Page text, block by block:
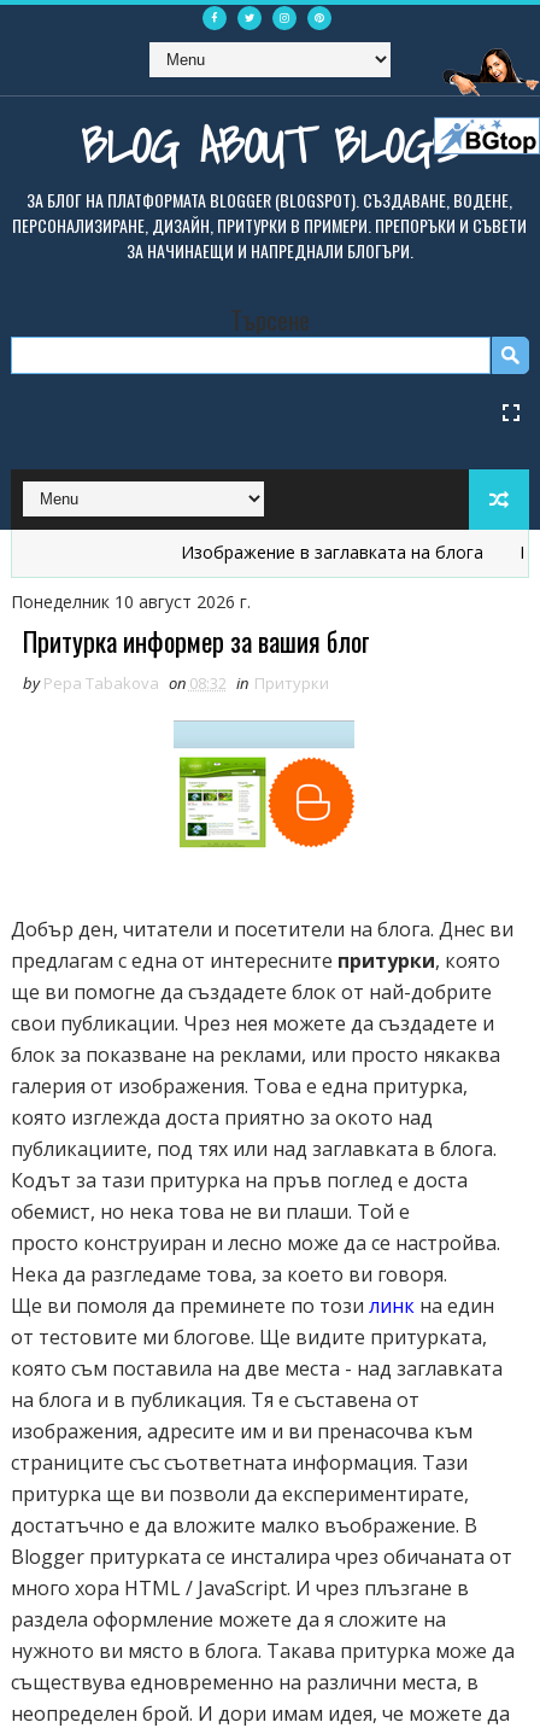
BLOG ABOUT BLOGS
ЗА БЛОГ НА ПЛАТФОРМАТА BLOGGER (BLOGSPOT). СЪЗДАВАНЕ, ВОДЕНЕ,
ПЕРСОНАЛИЗИРАНЕ, ДИЗАЙН, ПРИТУРКИ В ПРИМЕРИ. ПРЕПОРЪКИ И СЪВЕТИ
ЗА НАЧИНАЕЩИ И НАПРЕДНАЛИ БЛОГЪРИ.
Търсене
Изображение в заглавката на блога
Понеделник 10 август 2026 г.
Притурка информер за вашия блог
by Pepa Tabakova on 08:32 in Притурки
Добър ден, читатели и посетители на блога. Днес ви
предлагам с една от интересните притурки, която
ще ви помогне да създадете блок от най-добрите
свои публикации. Чрез нея можете да създадете и
блок за показване на реклами, или просто някаква
галерия от изображения. Това е една притурка,
която изглежда доста приятно за окото над
публикациите, под тях или над заглавката в блога.
Кодът за тази притурка на пръв поглед е доста
обемист, но нека това не ви плаши. Той е
просто конструиран и лесно може да се настройва.
Нека да разгледаме това, за което ви говоря.
Ще ви помоля да преминете по този линкна един
от тестовите ми блогове. Ще видите притурката,
която съм поставила на две места - над заглавката
на блога и в публикация. Тя е съставена от
изображения, адресите им и ви пренасочва към
страниците със съответната информация. Тази
притурка ще ви позволи да експериментирате,
достатъчно е да вложите малко въображение. В
Blogger притурката се инсталира чрез обичаната от
много хора HTML / JavaScript. И чрез плъзгане в
раздела оформление можете да я сложите на
нужното ви място в блога. Такава притурка може да
съществува едновременно на различни места, в
неопределен брой. И дори имам идея, че можете да